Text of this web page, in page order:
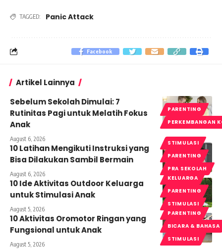
TAGGED: Panic Attack
Facebook
Artikel Lainnya
PARENTING
PERKEMBANGAN
Sebelum Sekolah Dimulai: 7
Rutinitas Pagi untuk Melatih Fokus
Anak
August 6, 2026
STIMULASI
PARENTING
PRA SEKOLAH
10 Latihan Mengikuti Instruksi yang
Bisa Dilakukan Sambil Bermain
August 6, 2026
KELUARGA
PARENTING
STIMULASI
10 Ide Aktivitas Outdoor Keluarga
untuk Stimulasi Anak
August 5, 2026
PARENTING
BICARA & BAHASA
STIMULASI
10 Aktivitas Oromotor Ringan yang
Fungsional untuk Anak
August 5, 2026